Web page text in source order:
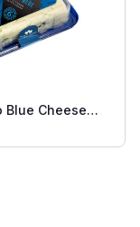
Blue Cheese